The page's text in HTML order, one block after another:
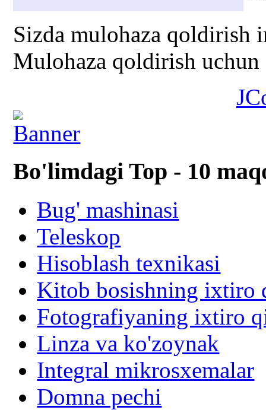
Sizda mulohaza qoldirish
Mulohaza qoldirish
Bo'limdagi Top - 10
Bug' mashinasi
Teleskop
Hisoblash texnikasi
Kitob bosishning ixtiro
Fotografiyaning ixtiro
Linza va ko'zoynak
Integral mikrosxemalar
Domna pechi